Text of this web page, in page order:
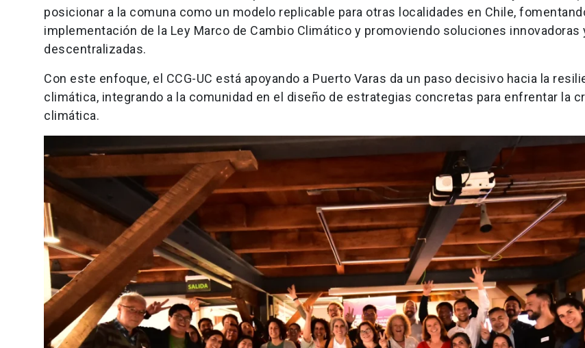
posicionar a la comuna como un modelo replicable para otras localidades en Chile,
implementación de la Ley Marco de Cambio Climático y promoviendo soluciones innovadoras
descentralizadas.
Con este enfoque, el CCG-UC está apoyando a Puerto Varas da un paso decisivo hacia la
climática, integrando a la comunidad en el diseño de estrategias concretas para enfrentar la
climática.